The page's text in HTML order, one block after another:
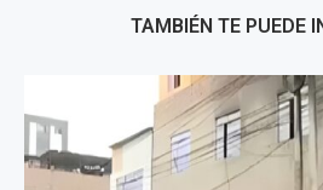
TAMBIÉN TE PUEDE